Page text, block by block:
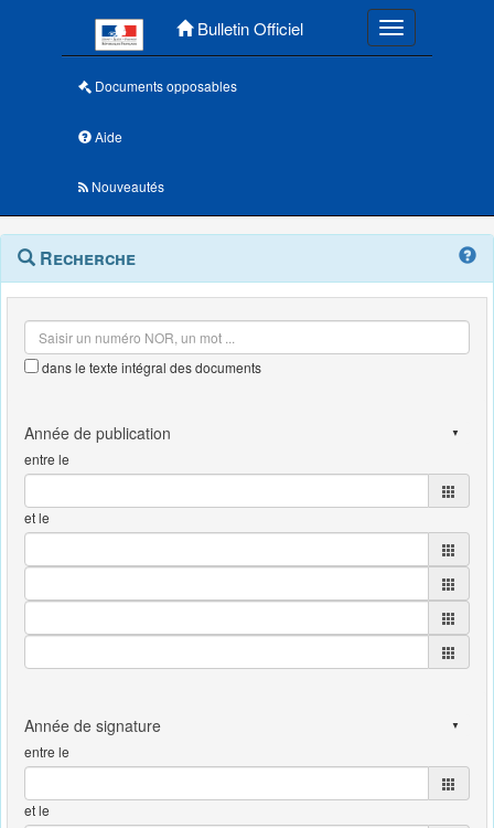
Bulletin Officiel Toggle
Documents opposables
Aide
Nouveautés
Navigation
outils
Menu
contextuel
Recherche
dans le texte intégral des documents
entre le
et le
entre le
et le